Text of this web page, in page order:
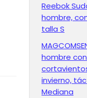
Reebok
hombre,
talla S
hombre
invierno,
Mediana